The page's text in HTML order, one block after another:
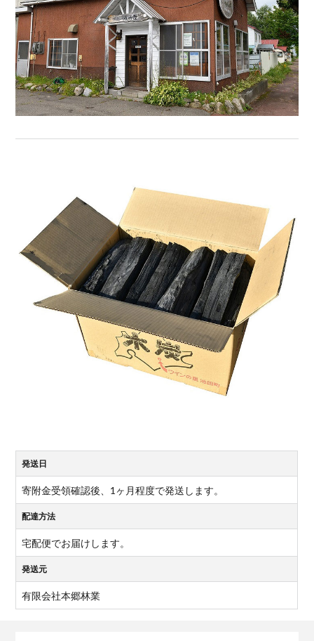
発送日
寄附金受領確認後、1ヶ月程度で発送します。
配達方法
宅配便でお届けします。
発送元
有限会社本郷林業